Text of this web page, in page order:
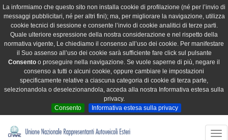
La informiamo che questo sito non installa cookie di profilazione (né per l’invio di
messaggi pubblicitari, né per altri fini); ma, per migliorare la navigazione, utilizza
cookie tecnici di sessione e consente l’invio di cookie analitici di terze parti.
Quale ulteriore espressione della nostra considerazione e nel rispetto della
normativa vigente, Le chiediamo il consenso all’uso dei cookie. Per manifestare
il Suo assenso all’uso dei cookie sarà sufficiente fare click sul pulsante
Consento o proseguire nella navigazione. Se vuole saperne di più, negare il
consenso a tutti o alcuni cookie, oppure cambiare le impostazioni
specificamente relative a ciascuna categoria di cookie di terza parte,
selezionandola o deselezionandola, acceda alla nostra Informativa estesa sulla
privacy.
Consento
Informativa estesa sulla privacy